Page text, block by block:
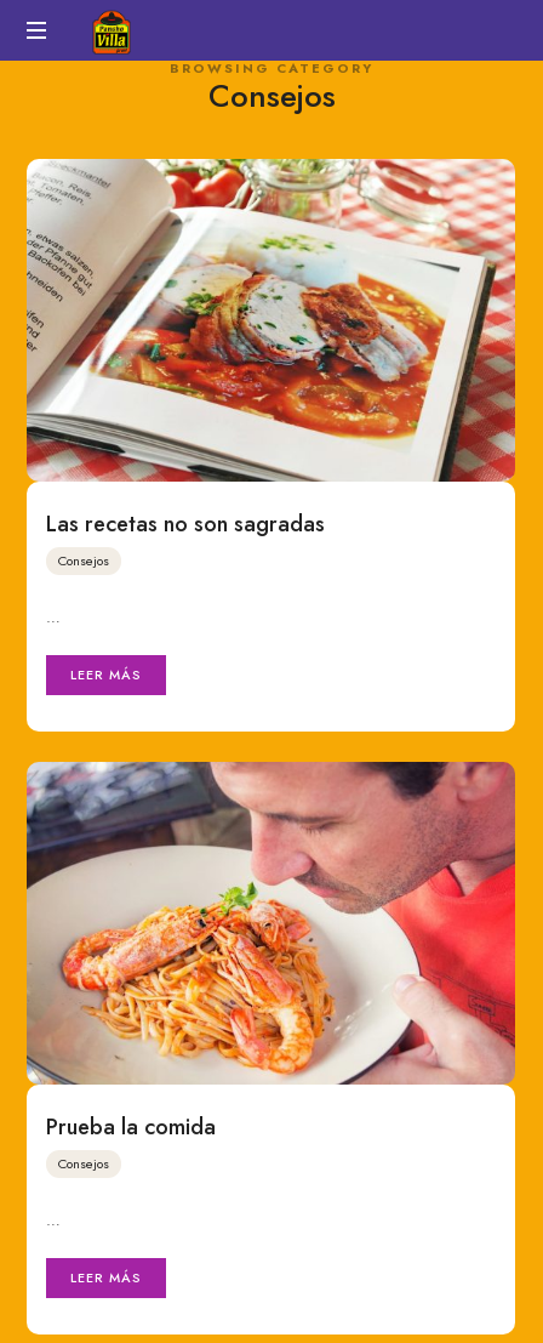
Pancho
México
BROWSING CATEGORY
Consejos
Las recetas no son sagradas
Consejos
…
LEER MÁS
Prueba la comida
Consejos
…
LEER MÁS